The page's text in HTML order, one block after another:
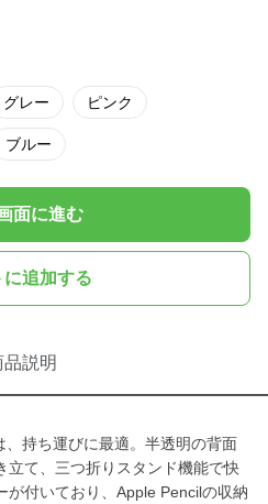
グレー ピンク
ブルー
面に進む
に追加する
品説明
持ち運びに最適。半透明の背面
立て、三つ折りスタンド機能で快
が付いており、Apple Pencilの収納